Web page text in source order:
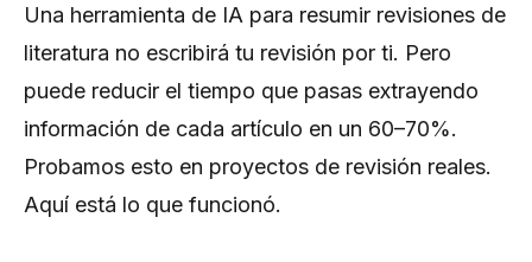
Una herramienta de IA para resumir revisiones de
literatura no escribirá tu revisión por ti. Pero
puede reducir el tiempo que pasas extrayendo
información de cada artículo en un 60–70%.
Probamos esto en proyectos de revisión reales.
Aquí está lo que funcionó.